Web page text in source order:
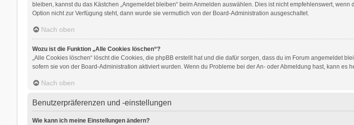
bleiben, kannst du das Kästchen „Angemeldet bleiben“ beim Anmelden auswählen. Dies ist nicht empfehlenswert,
Option nicht zur Verfügung steht, dann wurde sie vermutlich von der Board-Administration ausgeschaltet.
Nach oben
Wozu ist die Funktion „Alle Cookies löschen“?
„Alle Cookies löschen“ löscht die Cookies, die phpBB erstellt hat und die dafür sorgen, dass du im Forum angemeldet
sofern sie von der Board-Administration aktiviert wurden. Wenn du Probleme bei der An- oder Abmeldung hast, kann es
Nach oben
Benutzerpräferenzen und -einstellungen
Wie kann ich meine Einstellungen ändern?